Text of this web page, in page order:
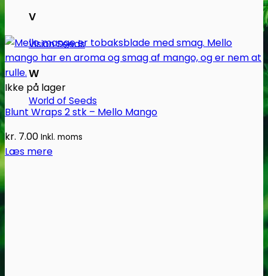
V
Vision Seeds
W
World of Seeds
Ikke på lager
Blunt Wraps 2 stk – Mello Mango
kr. 7.00 Inkl. moms
Læs mere